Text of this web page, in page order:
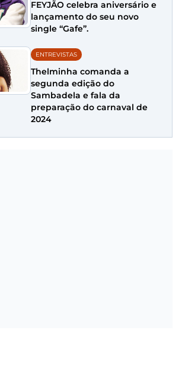
FEYJÃO celebra aniversário e
lançamento do seu novo
single “Gafe”.
ENTREVISTAS
Thelminha comanda a
segunda edição do
Sambadela e fala da
preparação do carnaval de
2024